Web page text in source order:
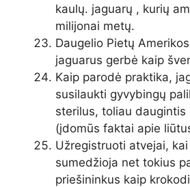
kaulų. jaguarų , kurių
milijonai metų.
Daugelio Pietų
jaguarus gerbė kaip
Kaip parodė praktika,
susilaukti gyvybingų
sterilus, toliau daugintis
(įdomūs faktai apie
Užregistruoti atvejai,
sumedžioja net tokius
priešininkus kaip